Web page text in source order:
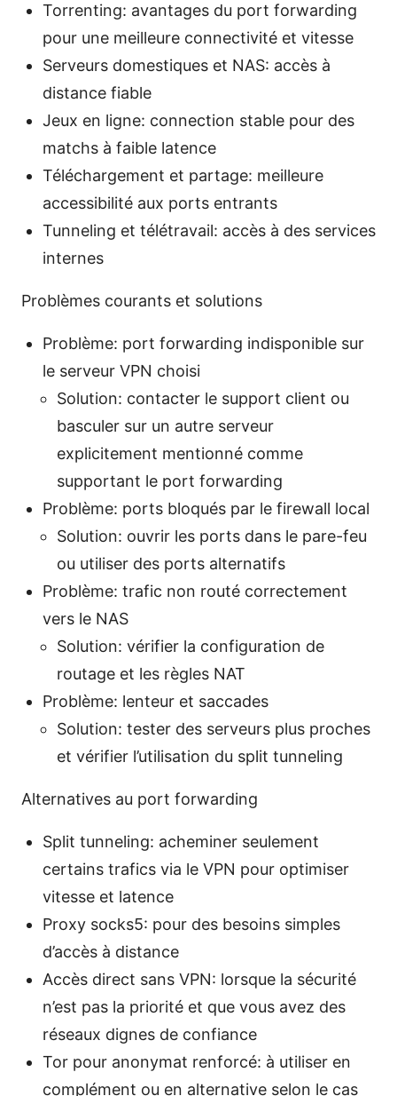
Torrenting: avantages du port forwarding
pour une meilleure connectivité et vitesse
Serveurs domestiques et NAS: accès à
distance fiable
Jeux en ligne: connection stable pour des
matchs à faible latence
Téléchargement et partage: meilleure
accessibilité aux ports entrants
Tunneling et télétravail: accès à des services
internes
Problèmes courants et solutions
Problème: port forwarding indisponible sur
le serveur VPN choisi
Solution: contacter le support client ou
basculer sur un autre serveur
explicitement mentionné comme
supportant le port forwarding
Problème: ports bloqués par le firewall local
Solution: ouvrir les ports dans le pare-feu
ou utiliser des ports alternatifs
Problème: trafic non routé correctement
vers le NAS
Solution: vérifier la configuration de
routage et les règles NAT
Problème: lenteur et saccades
Solution: tester des serveurs plus proches
et vérifier l’utilisation du split tunneling
Alternatives au port forwarding
Split tunneling: acheminer seulement
certains trafics via le VPN pour optimiser
vitesse et latence
Proxy socks5: pour des besoins simples
d’accès à distance
Accès direct sans VPN: lorsque la sécurité
n’est pas la priorité et que vous avez des
réseaux dignes de confiance
Tor pour anonymat renforcé: à utiliser en
complément ou en alternative selon le cas